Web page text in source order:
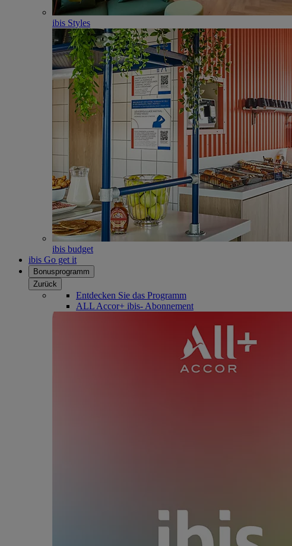
ibis Styles
ibis budget
ibis Go get it
Bonusprogramm
Zurück
Entdecken Sie das Programm
ALL Accor+ ibis- Abonnement